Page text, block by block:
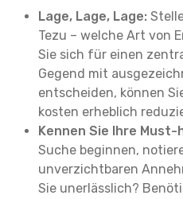
Lage, Lage, Lage:
Tezu – welche Art von
Sie sich für einen
Gegend mit
entscheiden, können
kosten erheblich
Kennen Sie Ihre Must-
Suche beginnen,
unverzichtbaren
Sie unerlässlich?